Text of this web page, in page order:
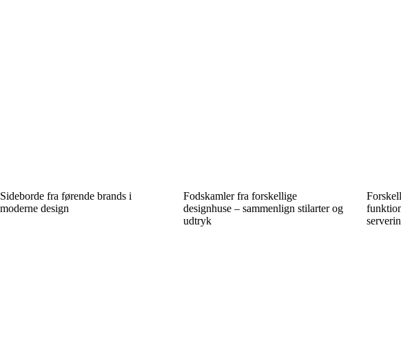
Sideborde fra førende brands i
moderne design
Fodskamler fra forskellige
designhuse – sammenlign stilarter og
udtryk